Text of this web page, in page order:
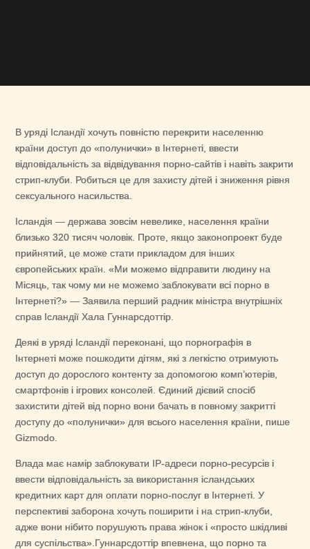
В уряді Ісландії хочуть повністю перекрити населенню
країни доступ до «полунички» в Інтернеті, ввести
відповідальність за відвідування порно-сайтів і навіть закрити
стрип-клуби. Робиться це для захисту дітей і зниження рівня
сексуального насильства.
Ісландія — держава зовсім невелике, населення країни
близько 320 тисяч чоловік. Проте, якщо законопроект буде
прийнятий, це може стати прикладом для інших
європейських країн. «Ми можемо відправити людину на
Місяць, так чому ми не можемо заблокувати всі порно в
Інтернеті?» — Заявила перший радник міністра внутрішніх
справ Ісландії Хала Гуннарсдоттір.
Деякі в уряді Ісландії переконані, що порнографія в
Інтернеті може пошкодити дітям, які з легкістю отримують
доступ до дорослого контенту за допомогою комп’ютерів,
смартфонів і ігрових консолей. Єдиний дієвий спосіб
захистити дітей від порно вони бачать в повному закритті
доступу до «полунички» для всього населення країни, пише
Gizmodo.
Влада має намір заблокувати IP-адреси порно-ресурсів і
ввести відповідальність за використання ісландських
кредитних карт для оплати порно-послуг в Інтернеті. У
перспективі заборона хочуть поширити і на стрип-клуби,
адже вони нібито порушують права жінок і «просто шкідливі
для суспільства».Гуннарсдоттір впевнена, що порно та